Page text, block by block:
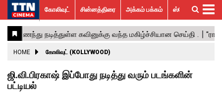
கோலிவுட்
சின்னத்திரை
பாலிவுட்
ஹாலிவுட்
அக்கம்
பக்கம்
ஸ்பெஷல்
ஸ்டோரீஸ்
விமர்சனம்
GALLERY
ACTRESS
ACTORS
MOVIESTILLS
VIDEOS
What’s
Hot
Trending
News
கோலிவுட் சின்னத்திரை அக்கம் பக்கம் ஸ்பெஷல் ஸ்டோரீஸ்
HOME கோலிவுட் (KOLLYWOOD)
ஜி.வி.பிரகாஷ் இப்போது நடித்து வரும் படங்களின்
பட்டியல்